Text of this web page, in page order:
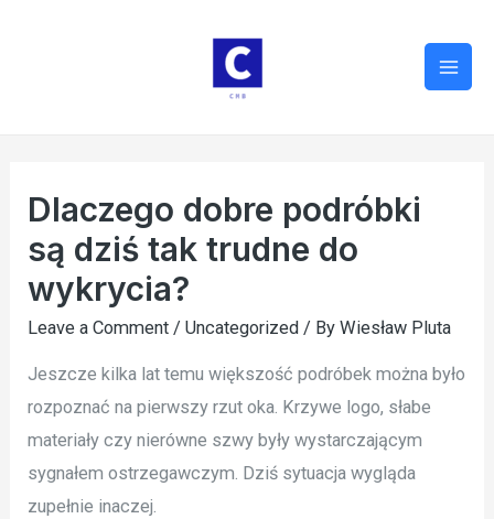
Dlaczego dobre podróbki
są dziś tak trudne do
wykrycia?
Leave a Comment /Uncategorized / ByWiesław Pluta
Jeszcze kilka lat temu większość podróbek można było
rozpoznać na pierwszy rzut oka. Krzywe logo, słabe
materiały czy nierówne szwy były wystarczającym
sygnałem ostrzegawczym. Dziś sytuacja wygląda
zupełnie inaczej.